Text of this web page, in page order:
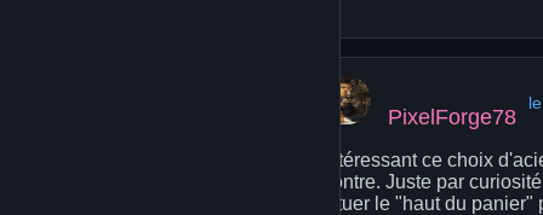
PixelForge78
Intéressant ce choix
contre. Juste par
situer le "haut du